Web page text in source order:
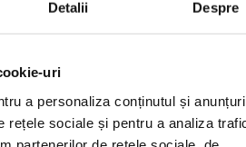
Detalii Despre
uri
a personaliza conținutul și
rețele sociale și pentru a analiza
NUSFALAU
ORSOVA
PASCANI
PERICEI
PERISOR